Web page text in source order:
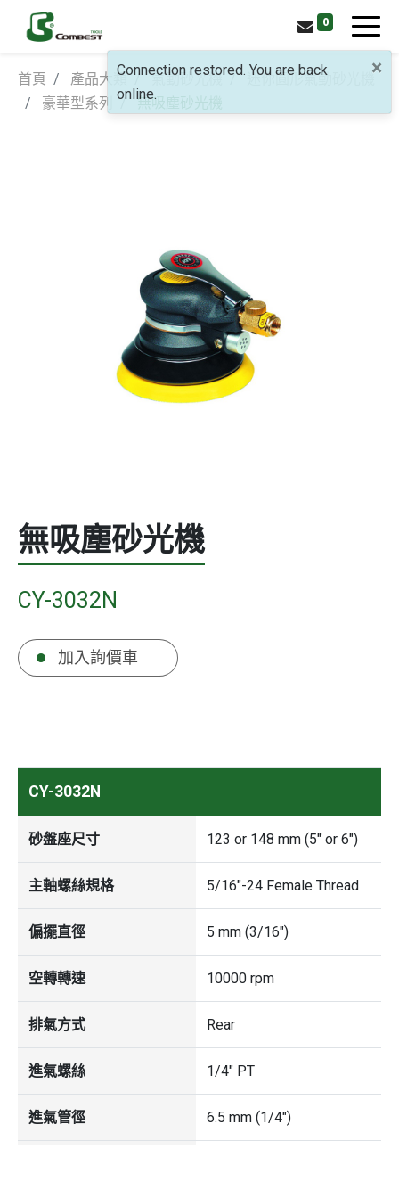
0
首頁 產品大類 氣動砂光機
迷你圓形氣動砂光機
豪華型系列
無吸塵砂光機
無吸塵砂光機
CY-3032N
加入詢價車
CY-3032N
砂盤座尺寸 123 or 148 mm (5" or 6")
主軸螺絲規格 5/16"-24 Female Thread
偏擺直徑 5 mm (3/16")
空轉轉速 10000 rpm
排氣方式 Rear
進氣螺絲 1/4" PT
進氣管徑 6.5 mm (1/4")
×
Connection restored. You are back
online.